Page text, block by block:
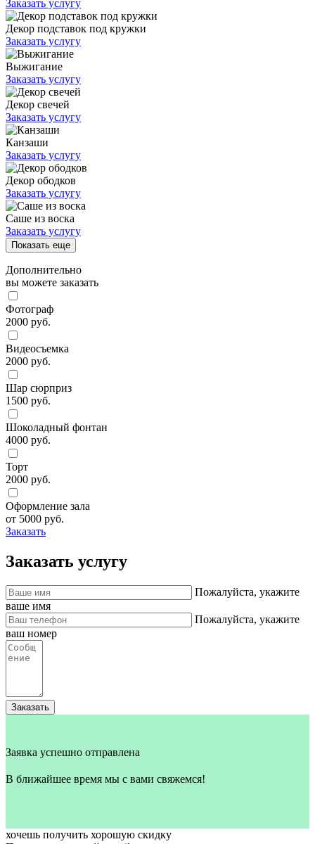
Заказать услугу
Декор подставок под кружки
Заказать услугу
Выжигание
Заказать услугу
Декор свечей
Заказать услугу
Канзаши
Заказать услугу
Декор ободков
Заказать услугу
Саше из воска
Заказать услугу
Показать еще
Дополнительно
вы можете заказать
Фотограф
2000 руб.
Видеосъемка
2000 руб.
Шар сюрприз
1500 руб.
Шоколадный фонтан
4000 руб.
Торт
2000 руб.
Оформление зала
от 5000 руб.
Заказать
Заказать услугу
Пожалуйста, укажите
ваше имя
Пожалуйста, укажите
ваш номер
Заказать
Заявка успешно отправлена
В ближайшее время мы с вами свяжемся!
хочешь получить хорошую скидку